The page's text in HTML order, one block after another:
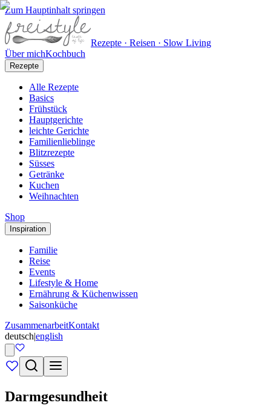
Zum Hauptinhalt springen
Rezepte · Reisen · Slow Living
Über michKochbuch
Rezepte
Alle Rezepte
Basics
Frühstück
Hauptgerichte
leichte Gerichte
Familienlieblinge
Blitzrezepte
Süsses
Getränke
Kuchen
Weihnachten
Shop
Inspiration
Familie
Reise
Events
Lifestyle & Home
Ernährung & Küchenwissen
Saisonküche
ZusammenarbeitKontakt
deutsch|english
Darmgesundheit